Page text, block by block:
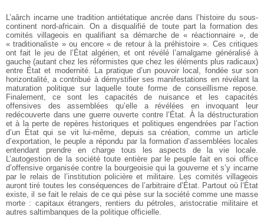
L’aârch incarne une tradition antiétatique ancrée dans l’histoire du sous-
continent nord-africain. On a disqualifié de toute part la formation des
comités villageois en qualifiant sa démarche de « réactionnaire », de
« traditionaliste » ou encore « de retour à la préhistoire ». Ces critiques
ont fait le jeu de l’État algérien, et ont révélé l’amalgame généralisé à
gauche (autant chez les réformistes que chez les éléments plus radicaux)
entre État et modernité. La pratique d’un pouvoir local, fondée sur son
horizontalité, a contribué à démystifier ses manifestations en révélant la
maturation politique sur laquelle toute forme de conseillisme repose.
Finalement, ce sont les capacités de nuisance et les capacités
offensives des assemblées qu’elle a révélées en invoquant leur
redécouverte dans une guerre ouverte contre l’État. À la déstructuration
et à la perte de repères historiques et politiques engendrées par l’action
d’un État qui se vit lui-même, depuis sa création, comme un article
d’exportation, le peuple a répondu par la formation d’assemblées locales
entendant prendre en charge tous les aspects de la vie locale.
L’autogestion de la société toute entière par le peuple fait en soi office
d’offensive organisée contre la bourgeoisie qui la gouverne et s’y incarne
par le relais de l’institution policière et militaire. Les comités villageois
auront tiré toutes les conséquences de l’arbitraire d’État. Partout où l’État
existe, il se fait le relais de ce qui pèse sur la société comme une masse
morte : capitaux étrangers, rentiers du pétroles, aristocratie militaire et
autres saltimbanques de la politique officielle.